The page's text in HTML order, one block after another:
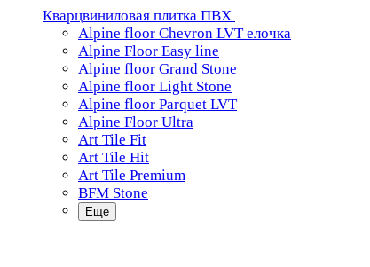
Кварцвиниловая плитка ПВХ
Alpine floor Chevron LVT елочка
Alpine Floor Easy line
Alpine floor Grand Stone
Alpine floor Light Stone
Alpine floor Parquet LVT
Alpine Floor Ultra
Art Tile Fit
Art Tile Hit
Art Tile Premium
BFM Stone
Еще